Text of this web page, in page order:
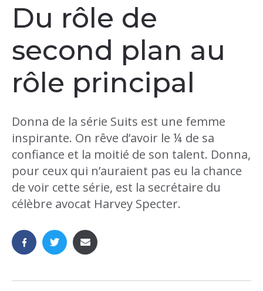
Du rôle de
second plan au
rôle principal
Donna de la série Suits est une femme
inspirante. On rêve d’avoir le ¼ de sa
confiance et la moitié de son talent. Donna,
pour ceux qui n’auraient pas eu la chance
de voir cette série, est la secrétaire du
célèbre avocat Harvey Specter.